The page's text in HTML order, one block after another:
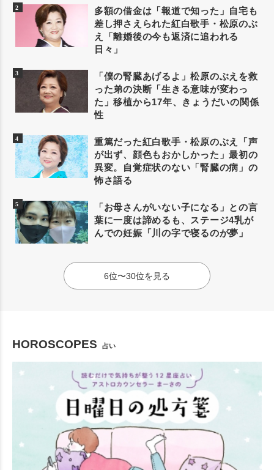
多額の借金は「報道で知った」自宅も
差し押さえられた紅白歌手・松原のぶ
え「離婚後の今も返済に追われる
日々」
「僕の腎臓あげるよ」松原のぶえを救
った弟の決断「生きる意味が変わっ
た」移植から17年、きょうだいの関係
性
重篤だった紅白歌手・松原のぶえ「声
が出ず、顔色もおかしかった」最初の
異変。自覚症状のない「腎臓の病」の
怖さ語る
「お母さんがいない子になる」との言
葉に一度は諦めるも、ステージ4乳が
んでの妊娠「川の字で寝るのが夢」
6位〜30位を見る
HOROSCOPES 占い